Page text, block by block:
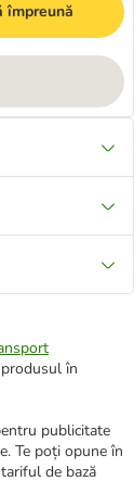
împreună
în
publicitate
Te poți opune în
de bază